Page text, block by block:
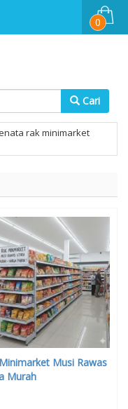
Cari
0
rak minimarket
Musi Rawas
Murah